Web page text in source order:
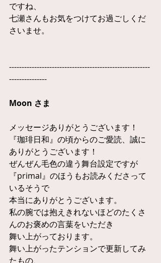
ですね、
七瀬さんもお気をつけてお過ごしくだ
さいませ。
--------------------------------------------------------
---------------
Moon さま
メッセージありがとうございます！
『珈琲日和』の頃からのご愛読、誠に
ありがとうございます！
ぜんぜん毛色の違う舞台設定ですが
『primal』のほうもお読みくださって
いるそうで
本当にありがとうございます。
私の腕では抱えきれないほどのたくさ
んのお褒めの言葉をいただき
舞い上がっております。
舞い上がったテンションで更新してみ
たもの、